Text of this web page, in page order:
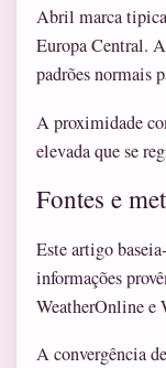
Abril marca
Europa Central.
padrões normais
A proximidade
elevada que se
Fontes e
Este artigo
informações
WeatherOnline e
A convergência